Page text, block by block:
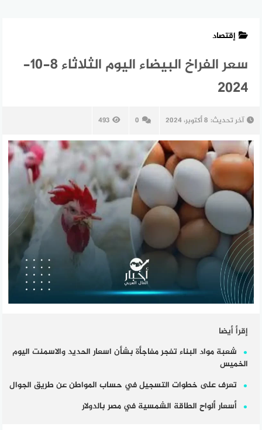
إقتصاد
سعر الفراخ البيضاء اليوم الثلاثاء 8-10-
2024
آخر تحديث: 8 أكتوبر، 2024 0
493
إقرأ أيضا
شعبة مواد البناء تفجر مفاجأة بشأن اسعار الحديد والاسمنت اليوم
الخميس
تعرف على خطوات التسجيل في حساب المواطن عن طريق الجوال
أسعار ألواح الطاقة الشمسية في مصر بالدولار